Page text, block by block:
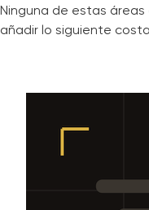
Ninguna de estas
añadir lo siguiente